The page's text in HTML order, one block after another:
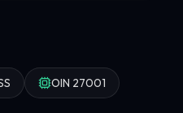
OIN 27001